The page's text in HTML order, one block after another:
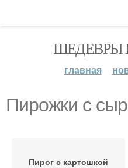
ШЕДЕВРЫ
главная
Пирожки с
Пирог с картошкой